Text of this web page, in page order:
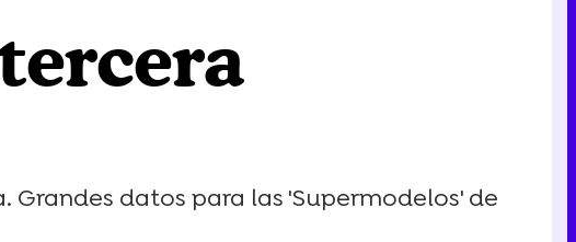
datos para las 'Supermodelos' de